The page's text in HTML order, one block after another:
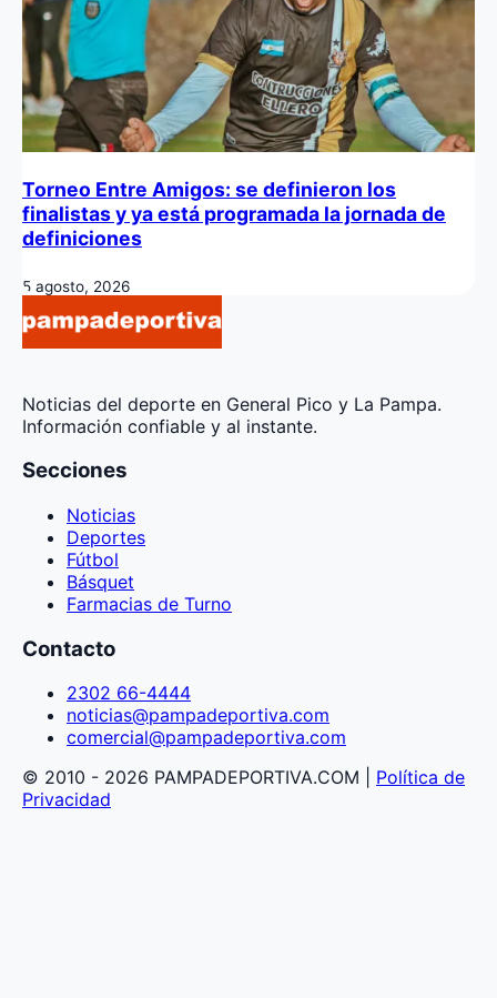
Torneo Entre Amigos: se definieron los
finalistas y ya está programada la jornada de
definiciones
5 agosto, 2026
Noticias del deporte en General Pico y La Pampa.
Información confiable y al instante.
Secciones
Noticias
Deportes
Fútbol
Básquet
Farmacias de Turno
Contacto
2302 66-4444
noticias@pampadeportiva.com
comercial@pampadeportiva.com
© 2010 - 2026 PAMPADEPORTIVA.COM | Política de
Privacidad